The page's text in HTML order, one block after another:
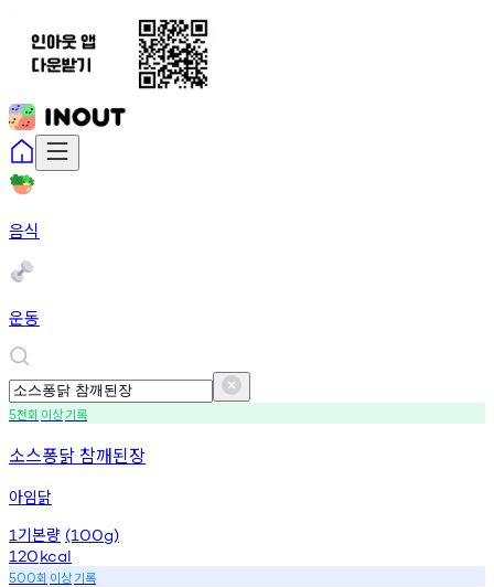
음식
운동
5천회 이상기록
소스퐁닭 참깨된장
아임닭
1 기본량 (100g)
120kcal
500회 이상기록